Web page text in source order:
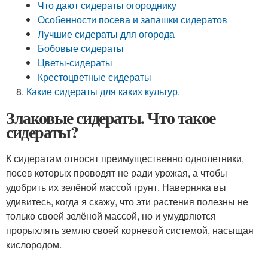
Что дают сидераты огороднику
Особенности посева и запашки сидератов
Лучшие сидераты для огорода
Бобовые сидераты
Цветы-сидераты
Крестоцветные сидераты
Какие сидераты для каких культур.
Злаковые сидераты. Что такое
сидераты?
К сидератам относят преимущественно однолетники,
посев которых проводят не ради урожая, а чтобы
удобрить их зелёной массой грунт. Наверняка вы
удивитесь, когда я скажу, что эти растения полезны не
только своей зелёной массой, но и умудряются
прорыхлять землю своей корневой системой, насыщая
кислородом.